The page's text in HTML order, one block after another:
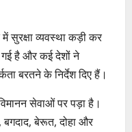
सुरक्षा व्यवस्था कड़ी कर
गई है और कई देशों ने
बरतने के निर्देश दिए हैं।
सेवाओं पर पड़ा है।
बेरूत, दोहा और